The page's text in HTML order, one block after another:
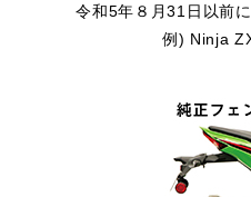
令和5年８月31日以前
例) Ninja